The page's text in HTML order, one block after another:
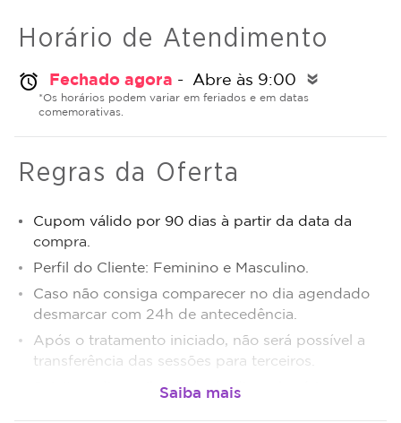
Horário de Atendimento
alarm Fechado agora - Abre às 9:00 double_arrow
*Os horários podem variar em feriados e em datas
comemorativas.
Regras da Oferta
Cupom válido por 90 dias à partir da data da
compra.
Perfil do Cliente: Feminino e Masculino.
Caso não consiga comparecer no dia agendado
desmarcar com 24h de antecedência.
Após o tratamento iniciado, não será possível a
transferência das sessões para terceiros.
Sujeito a disponibilidade de dias e horários.